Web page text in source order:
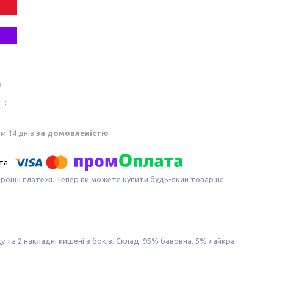
14 днів за домовленістю
платежі. Тепер ви можете купити будь-який товар не
2 накладні кишені з боків. Склад: 95% бавовна, 5% лайкра.